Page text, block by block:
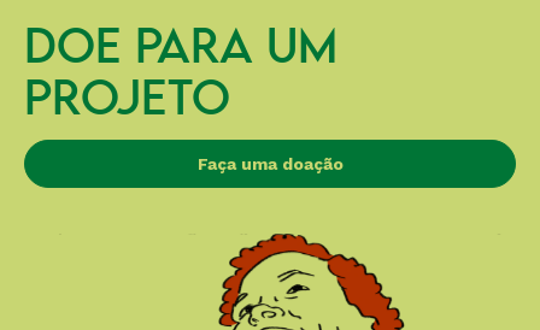
DOE PARA UM
PROJETO
Faça uma doação